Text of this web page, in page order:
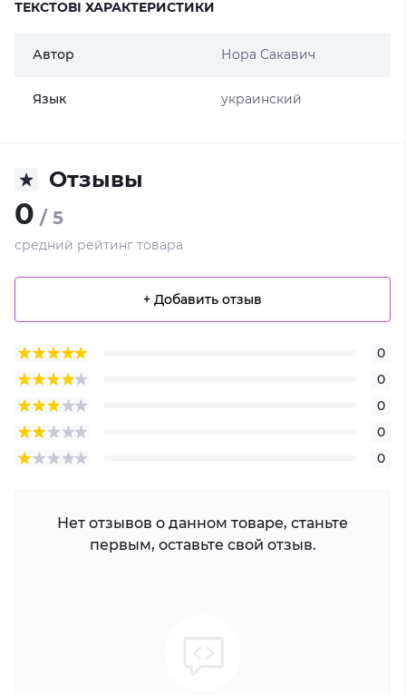
ТЕКСТОВІ ХАРАКТЕРИСТИКИ
Автор Нора Сакавич
Язык украинский
Отзывы
0 / 5
средний рейтинг товара
+ Добавить отзыв
0
0
0
0
0
Нет отзывов о данном товаре, станьте
первым, оставьте свой отзыв.